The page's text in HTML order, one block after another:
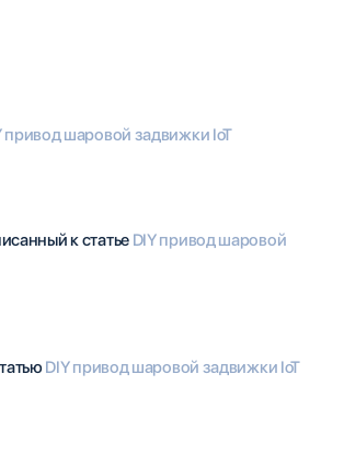
привод шаровой задвижки IoT
к статье DIY привод шаровой
DIY привод шаровой задвижки IoT